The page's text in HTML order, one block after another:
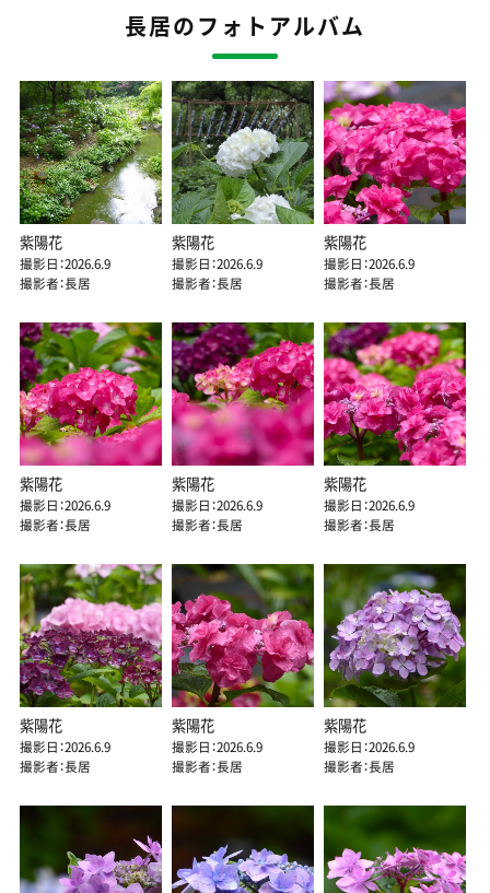
長居のフォトアルバム
紫陽花
撮影日：2026.6.9
撮影者：長居
紫陽花
撮影日：2026.6.9
撮影者：長居
紫陽花
撮影日：2026.6.9
撮影者：長居
紫陽花
撮影日：2026.6.9
撮影者：長居
紫陽花
撮影日：2026.6.9
撮影者：長居
紫陽花
撮影日：2026.6.9
撮影者：長居
紫陽花
撮影日：2026.6.9
撮影者：長居
紫陽花
撮影日：2026.6.9
撮影者：長居
紫陽花
撮影日：2026.6.9
撮影者：長居